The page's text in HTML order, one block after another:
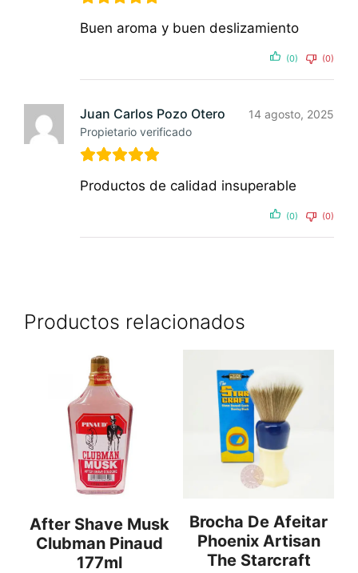
Buen aroma y buen deslizamiento
(0) (0)
Juan Carlos Pozo Otero
Propietario verificado
14 agosto, 2025
Productos de calidad insuperable
(0) (0)
Productos relacionados
After Shave Musk
Clubman Pinaud
177ml
Brocha De Afeitar
Phoenix Artisan
The Starcraft